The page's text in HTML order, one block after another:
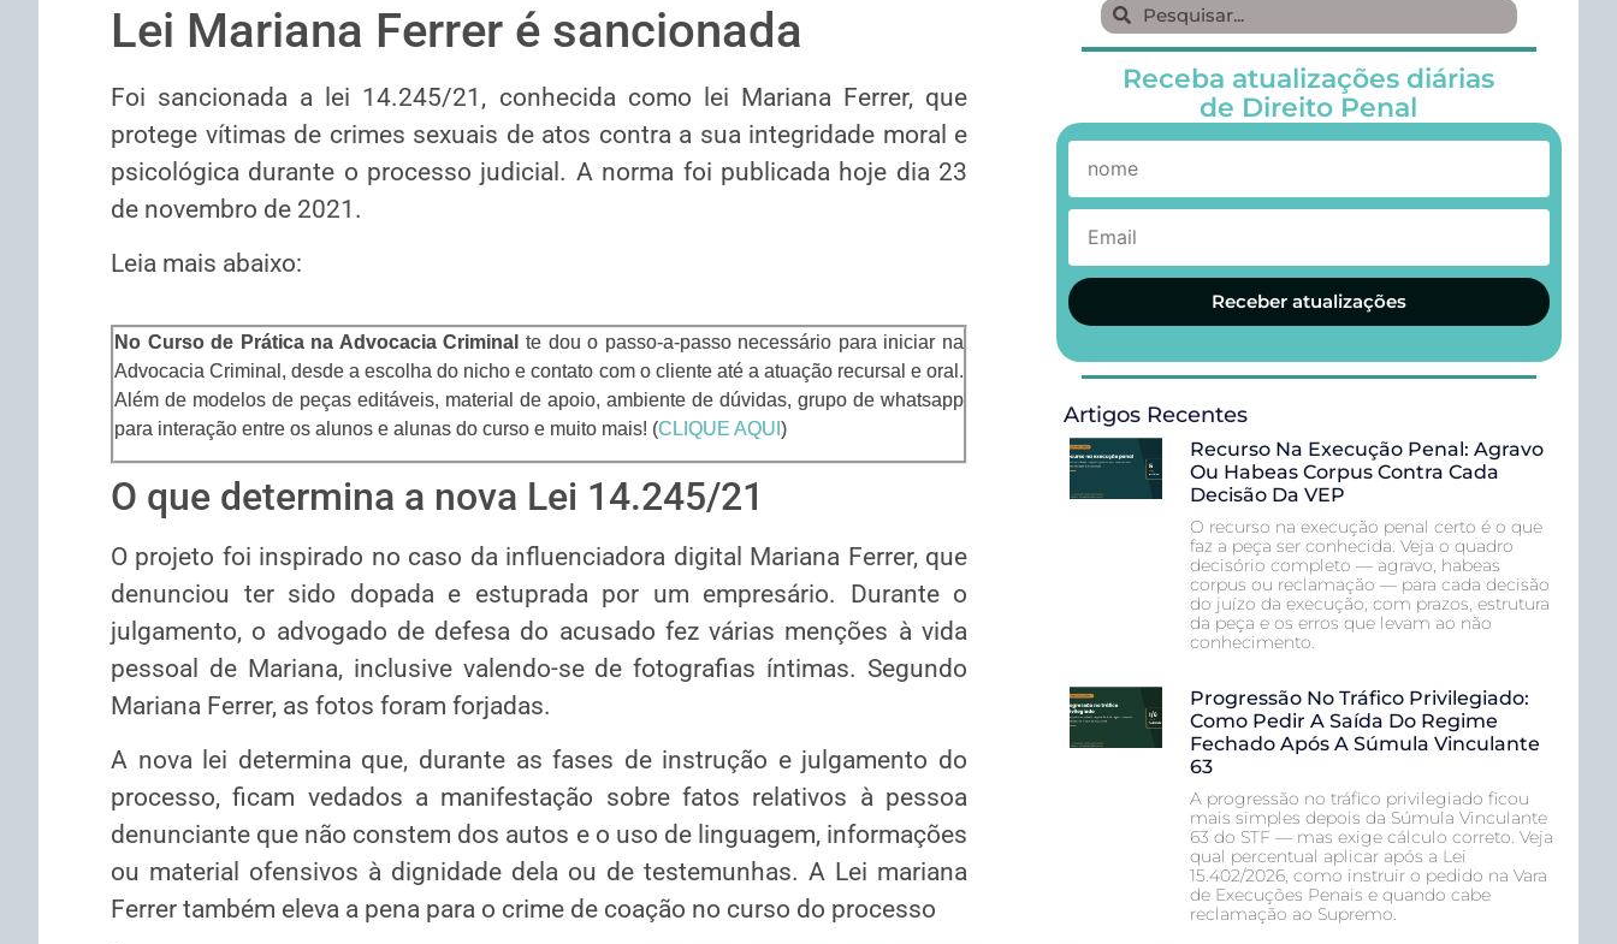
Lei Mariana Ferrer é sancionada
​Foi sancionada a lei 14.245/21, conhecida como lei Mariana Ferrer, que
protege vítimas de crimes sexuais de atos contra a sua integridade moral e
psicológica durante o processo judicial. A norma foi publicada hoje dia 23
de novembro de 2021.
Leia mais abaixo:
No Curso de Prática na Advocacia Criminal te dou o passo-a-passo necessário para iniciar na
Advocacia Criminal, desde a escolha do nicho e contato com o cliente até a atuação recursal e oral.
Além de modelos de peças editáveis, material de apoio, ambiente de dúvidas, grupo de whatsapp
para interação entre os alunos e alunas do curso e muito mais! (CLIQUE AQUI )
O que determina a nova Lei 14.245/21
O projeto foi inspirado no caso da influenciadora digital Mariana Ferrer, que
denunciou ter sido dopada e estuprada por um empresário. Durante o
julgamento, o advogado de defesa do acusado fez várias menções à vida
pessoal de Mariana, inclusive valendo-se de fotografias íntimas. Segundo
Mariana Ferrer, as fotos foram forjadas.
A nova lei determina que, durante as fases de instrução e julgamento do
processo, ficam vedados a manifestação sobre fatos relativos à pessoa
denunciante que não constem dos autos e o uso de linguagem, informações
ou material ofensivos à dignidade dela ou de testemunhas. A Lei mariana
Ferrer também eleva a pena para o crime de coação no curso do processo
Receba atualizações diárias
de Direito Penal
Receber atualizações
Artigos Recentes
Recurso Na Execução Penal: Agravo
Ou Habeas Corpus Contra Cada
Decisão Da VEP
O recurso na execução penal certo é o que
faz a peça ser conhecida. Veja o quadro
decisório completo — agravo, habeas
corpus ou reclamação — para cada decisão
do juízo da execução, com prazos, estrutura
da peça e os erros que levam ao não
conhecimento.
Progressão No Tráfico Privilegiado:
Como Pedir A Saída Do Regime
Fechado Após A Súmula Vinculante
63
A progressão no tráfico privilegiado ficou
mais simples depois da Súmula Vinculante
63 do STF — mas exige cálculo correto. Veja
qual percentual aplicar após a Lei
15.402/2026, como instruir o pedido na Vara
de Execuções Penais e quando cabe
reclamação ao Supremo.